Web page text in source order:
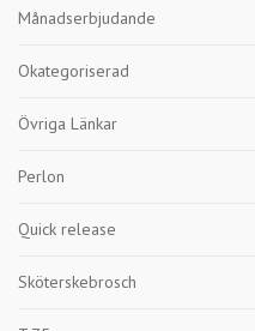
Månadserbjudande
Okategoriserad
Övriga Länkar
Perlon
Quick release
Sköterskebrosch